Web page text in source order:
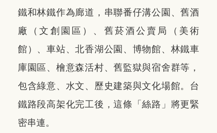
鐵和林鐵作為廊道，串聯番仔溝公園、舊酒
廠（文創園區）、舊菸酒公賣局（美術
館）、車站、北香湖公園、博物館、林鐵車
庫園區、檜意森活村、舊監獄與宿舍群等，
包含綠意、水文、歷史建築與文化場館。台
鐵路段高架化完工後，這條「絲路」將更緊
密串連。